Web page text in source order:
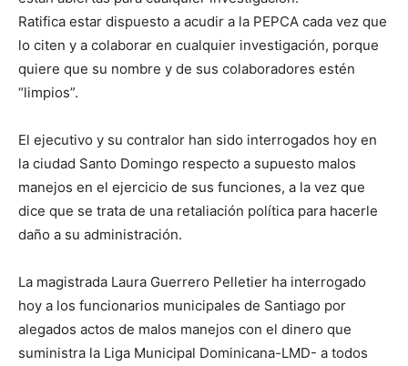
Ratifica estar dispuesto a acudir a la PEPCA cada vez que
lo citen y a colaborar en cualquier investigación, porque
quiere que su nombre y de sus colaboradores estén
“limpios”.
El ejecutivo y su contralor han sido interrogados hoy en
la ciudad Santo Domingo respecto a supuesto malos
manejos en el ejercicio de sus funciones, a la vez que
dice que se trata de una retaliación política para hacerle
daño a su administración.
La magistrada Laura Guerrero Pelletier ha interrogado
hoy a los funcionarios municipales de Santiago por
alegados actos de malos manejos con el dinero que
suministra la Liga Municipal Dominicana-LMD- a todos